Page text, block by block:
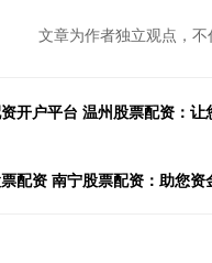
文章为作者独立观点，
开户平台 温州股票配资：
配资 南宁股票配资：助您资